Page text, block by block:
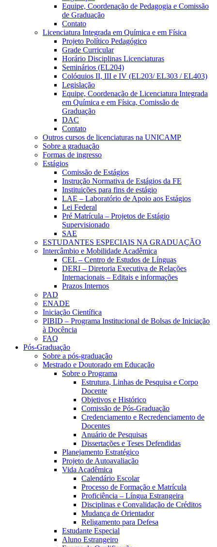
Equipe, Coordenação de Pedagogia e Comissão
de Graduação
Contato
Licenciatura Integrada em Química e em Física
Projeto Político Pedagógico
Grade Curricular
Horário Disciplinas Licenciaturas
Seminários (EL204)
Colóquios II, III e IV (EL203/ EL303 / EL403)
Legislação
Equipe, Coordenação de Licenciatura Integrada
em Química e em Física, Comissão de
Graduação
DAC
Contato
Outros cursos de licenciaturas na UNICAMP
Sobre a graduação
Formas de ingresso
Estágios
Comissão de Estágios
Instrução Normativa de Estágios da FE
Instituições para fins de estágio
LAE – Laboratório de Apoio aos Estágios
Lei Federal
Pré Matrícula – Projetos de Estágio
Supervisionado
SAE
ESTUDANTES ESPECIAIS NA GRADUAÇÃO
Intercâmbio e Mobilidade Acadêmica
CEL – Centro de Estudos de Línguas
DERI – Diretoria Executiva de Relações
Internacionais – Editais e informações
Prazos Internos
PAD
ENADE
Iniciação Científica
PIBID – Programa Institucional de Bolsas de Iniciação
à Docência
FAQ
Pós-Graduação
Sobre a pós-graduação
Mestrado e Doutorado em Educação
Sobre o Programa
Estrutura, Linhas de Pesquisa e Corpo
Docente
Objetivos e Histórico
Comissão de Pós-Graduação
Credenciamento e Recredenciamento de
Docentes
Anuário de Pesquisas
Dissertações e Teses Defendidas
Planejamento Estratégico
Projeto de Autoavaliação
Vida Acadêmica
Calendário Escolar
Processo de Formação e Matrícula
Proficiência – Língua Estrangeira
Disciplinas e Convalidação de Créditos
Mudança de Orientador
Religamento para Defesa
Estudante Especial
Aluno Estrangeiro